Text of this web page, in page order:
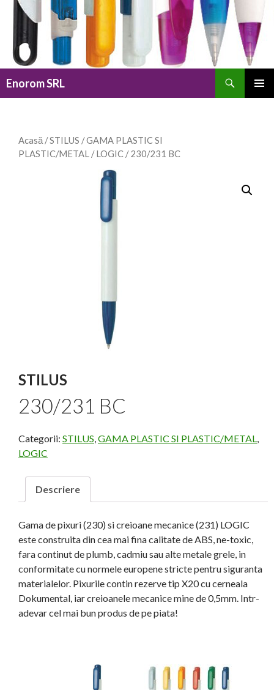
Enorom SRL
Acasă /STILUS /GAMA PLASTIC SI
PLASTIC/METAL /LOGIC / 230/231 BC
STILUS
230/231 BC
Categorii: STILUS GAMA PLASTIC SI PLASTIC/METAL
LOGIC
Descriere
Gama de pixuri (230) si creioane mecanice (231) LOGIC
este construita din cea mai fina calitate de ABS, ne-toxic,
fara continut de plumb, cadmiu sau alte metale grele, in
conformitate cu normele europene stricte pentru siguranta
materialelor. Pixurile contin rezerve tip X20 cu cerneala
Dokumental, iar creioanele mecanice mine de 0,5mm. Intr-
adevar cel mai bun produs de pe piata!